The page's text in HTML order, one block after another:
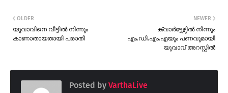
NEWER
ക്വാർട്ടേഴ്സിൽ നിന്നും
എം.ഡി.എം.എയും പണവുമായി
യുവാവ് അറസ്റ്റിൽ
OLDER
യുവാവിനെ വീട്ടിൽ നിന്നും
കാണാതായതായി പരാതി
Posted by VarthaLive